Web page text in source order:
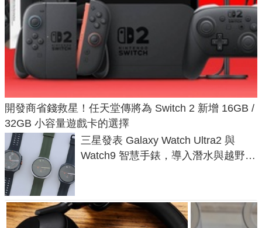
開發商省錢救星！任天堂傳將為 Switch 2 新增 16GB /
32GB 小容量遊戲卡的選擇
三星發表 Galaxy Watch Ultra2 與
Watch9 智慧手錶，導入潛水與越野跑